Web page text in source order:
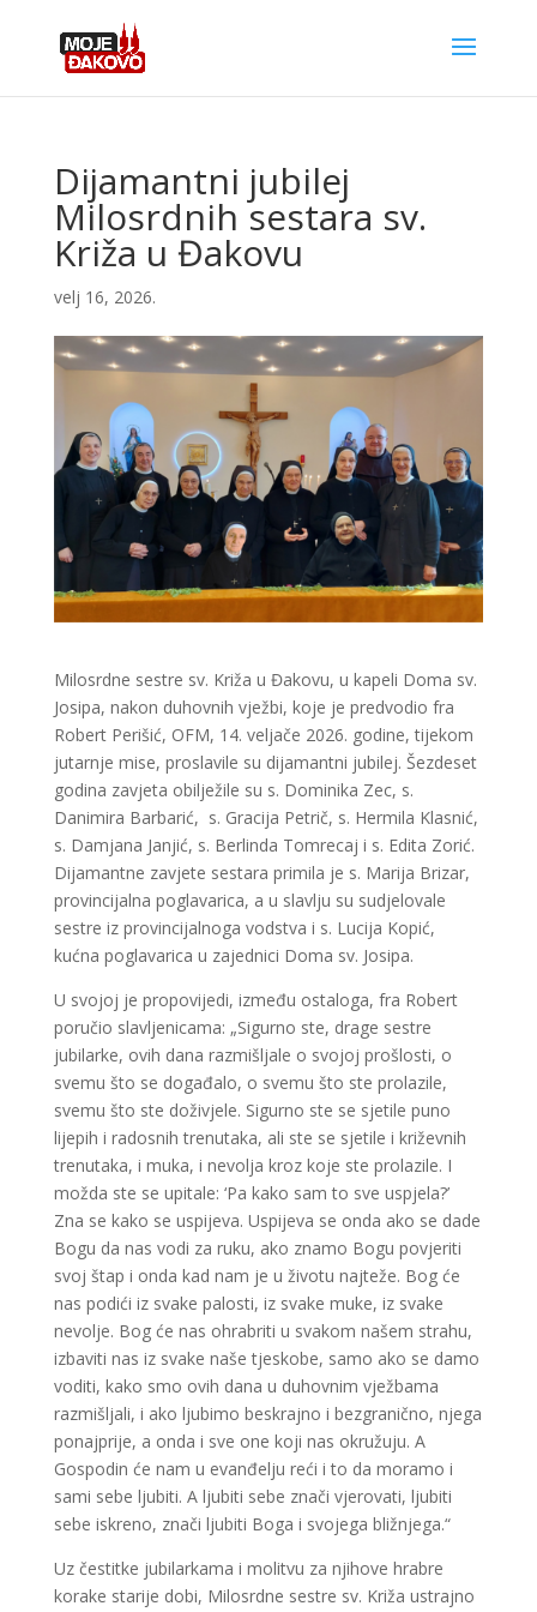
Dijamantni jubilej
Milosrdnih sestara sv.
Križa u Đakovu
velj 16, 2026.
Milosrdne sestre sv. Križa u Đakovu, u kapeli Doma sv.
Josipa, nakon duhovnih vježbi, koje je predvodio fra
Robert Perišić, OFM, 14. veljače 2026. godine, tijekom
jutarnje mise, proslavile su dijamantni jubilej. Šezdeset
godina zavjeta obilježile su s. Dominika Zec, s.
Danimira Barbarić, s. Gracija Petrič, s. Hermila Klasnić,
s. Damjana Janjić, s. Berlinda Tomrecaj i s. Edita Zorić.
Dijamantne zavjete sestara primila je s. Marija Brizar,
provincijalna poglavarica, a u slavlju su sudjelovale
sestre iz provincijalnoga vodstva i s. Lucija Kopić,
kućna poglavarica u zajednici Doma sv. Josipa.
U svojoj je propovijedi, između ostaloga, fra Robert
poručio slavljenicama: „Sigurno ste, drage sestre
jubilarke, ovih dana razmišljale o svojoj prošlosti, o
svemu što se događalo, o svemu što ste prolazile,
svemu što ste doživjele. Sigurno ste se sjetile puno
lijepih i radosnih trenutaka, ali ste se sjetile i križevnih
trenutaka, i muka, i nevolja kroz koje ste prolazile. I
možda ste se upitale: ‘Pa kako sam to sve uspjela?’
Zna se kako se uspijeva. Uspijeva se onda ako se dade
Bogu da nas vodi za ruku, ako znamo Bogu povjeriti
svoj štap i onda kad nam je u životu najteže. Bog će
nas podići iz svake palosti, iz svake muke, iz svake
nevolje. Bog će nas ohrabriti u svakom našem strahu,
izbaviti nas iz svake naše tjeskobe, samo ako se damo
voditi, kako smo ovih dana u duhovnim vježbama
razmišljali, i ako ljubimo beskrajno i bezgranično, njega
ponajprije, a onda i sve one koji nas okružuju. A
Gospodin će nam u evanđelju reći i to da moramo i
sami sebe ljubiti. A ljubiti sebe znači vjerovati, ljubiti
sebe iskreno, znači ljubiti Boga i svojega bližnjega.“
Uz čestitke jubilarkama i molitvu za njihove hrabre
korake starije dobi, Milosrdne sestre sv. Križa ustrajno